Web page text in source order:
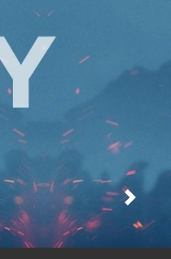
Next